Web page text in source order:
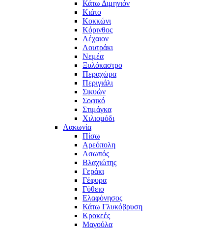
Κάτω Διμηνιόν
Κιάτο
Κοκκώνι
Κόρινθος
Λέχαιον
Λουτράκι
Νεμέα
Ξυλόκαστρο
Περαχώρα
Περιγιάλι
Σικυών
Σοφικό
Στιμάγκα
Χιλιομόδι
Λακωνία
Πίσω
Αρεόπολη
Ασωπός
Βλαχιώτης
Γεράκι
Γέφυρα
Γύθειο
Ελαφόνησος
Κάτω Γλυκόβρυση
Κροκεές
Μαγούλα